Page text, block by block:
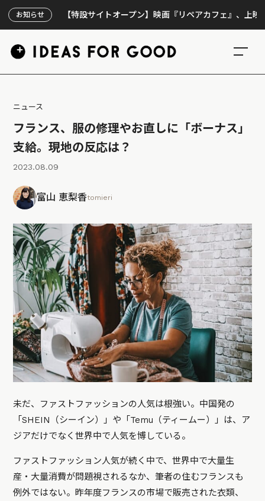
お知らせ
【特設サイトオープン】映画『リペアカフェ』、上映300回の
ニュース
フランス、服の修理やお直しに「ボーナス」
支給。現地の反応は？
2023.08.09
富山 恵梨香tomieri
未だ、ファストファッションの人気は根強い。中国発の
「SHEIN（シーイン）」や「Temu（ティームー）」は、ア
ジアだけでなく世界中で人気を博している。
ファストファッション人気が続く中で、世界中で大量生
産・大量消費が問題視されるなか、筆者の住むフランスも
例外ではない。昨年度フランスの市場で販売された衣類、